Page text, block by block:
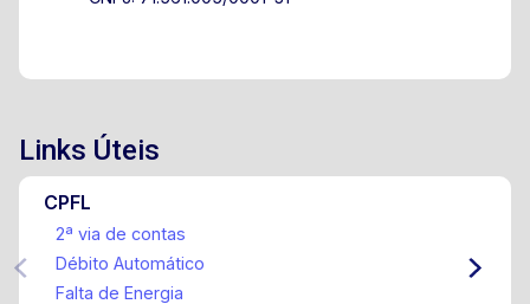
Links Úteis
CPFL
2ª via de contas
Débito Automático
Falta de Energia